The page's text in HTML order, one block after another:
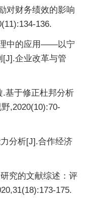
财务绩效的影响
136.
中的应用——以宁
[J].企业改革与管
于修正杜邦分析
,2020(10):70-
分析[J].合作经济
究的文献综述：评
175.